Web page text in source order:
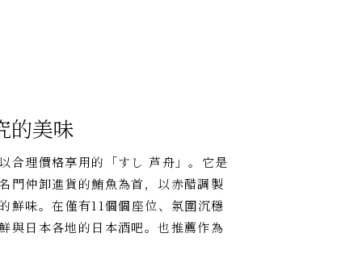
的美味
合理價格享用的「すし 芦舟」。它是
門仲卸進貨的鮪魚為首，以赤醋調製
鮮味。在僅有11個個座位、氛圍沉穩
與日本各地的日本酒吧。也推薦作為